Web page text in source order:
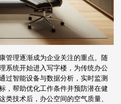
管理逐渐成为企业关注的重点。随
系统开始进入写字楼，为传统办公
过智能设备与数据分析，实时监测
，帮助优化工作条件并预防潜在健
类技术后，办公空间的空气质量、